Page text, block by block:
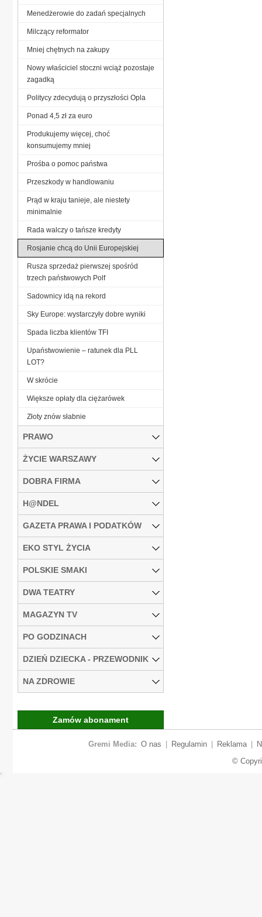
Menedżerowie do zadań specjalnych
Milczący reformator
Mniej chętnych na zakupy
Nowy właściciel stoczni wciąż pozostaje
zagadką
Politycy zdecydują o przyszłości Opla
Ponad 4,5 zł za euro
Produkujemy więcej, choć
konsumujemy mniej
Prośba o pomoc państwa
Przeszkody w handlowaniu
Prąd w kraju tanieje, ale niestety
minimalnie
Rada walczy o tańsze kredyty
Rosjanie chcą do Unii Europejskiej
Rusza sprzedaż pierwszej spośród
trzech państwowych Polf
Sadownicy idą na rekord
Sky Europe: wystarczyły dobre wyniki
Spada liczba klientów TFI
Upaństwowienie – ratunek dla PLL
LOT?
W skrócie
Większe opłaty dla ciężarówek
Złoty znów słabnie
PRAWO
ŻYCIE WARSZAWY
DOBRA FIRMA
H@NDEL
GAZETA PRAWA I PODATKÓW
EKO STYL ŻYCIA
POLSKIE SMAKI
DWA TEATRY
MAGAZYN TV
PO GODZINACH
DZIEŃ DZIECKA - PRZEWODNIK
NA ZDROWIE
Zamów abonament
Gremi Media: O nas Regulamin Reklama
©